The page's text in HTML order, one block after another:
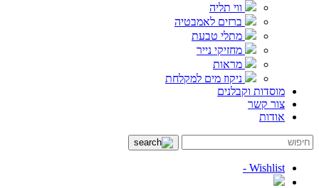
ווי תליה
ברזים לאמבטיה
מתלי טבעת
מחזיקי נייר
מראות
ניקוז מים למקלחת
מוסדות וקבלנים
צור קשר
אודות
Wishlist -